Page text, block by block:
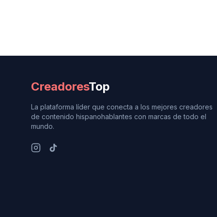
CreadoresTop
La plataforma líder que conecta a los mejores creadores
de contenido hispanohablantes con marcas de todo el
mundo.